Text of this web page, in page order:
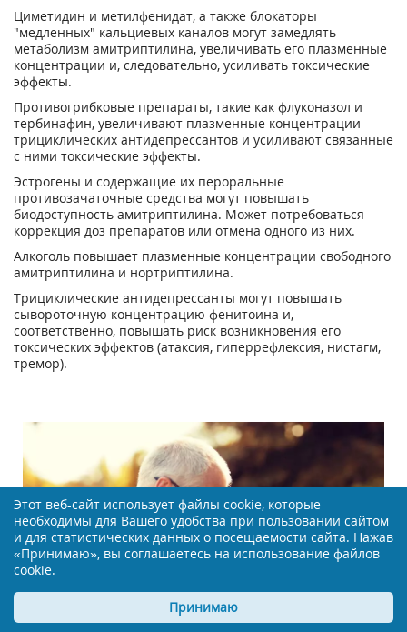
Циметидин и метилфенидат, а также блокаторы
"медленных" кальциевых каналов могут замедлять
метаболизм амитриптилина, увеличивать его плазменные
концентрации и, следовательно, усиливать токсические
эффекты.
Противогрибковые препараты, такие как флуконазол и
тербинафин, увеличивают плазменные концентрации
трициклических антидепрессантов и усиливают связанные
с ними токсические эффекты.
Эстрогены и содержащие их пероральные
противозачаточные средства могут повышать
биодоступность амитриптилина. Может потребоваться
коррекция доз препаратов или отмена одного из них.
Алкоголь повышает плазменные концентрации свободного
амитриптилина и нортриптилина.
Трициклические антидепрессанты могут повышать
сывороточную концентрацию фенитоина и,
соответственно, повышать риск возникновения его
токсических эффектов (атаксия, гиперрефлексия, нистагм,
тремор).
Этот веб-сайт использует файлы cookie, которые
необходимы для Вашего удобства при пользовании сайтом
и для статистических данных о посещаемости сайта. Нажав
«Принимаю», вы соглашаетесь на использование файлов
cookie.
Принимаю